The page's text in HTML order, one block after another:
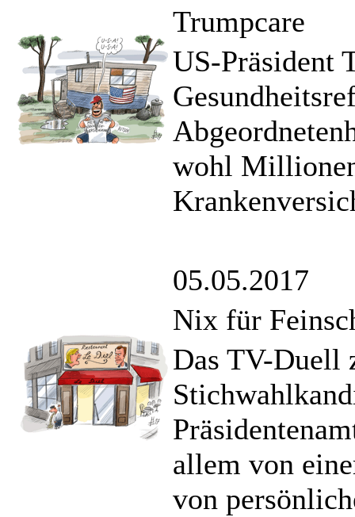
Trumpcare
US-Präsident
wohl
05.05.2017
Nix für
Das TV-Duell
allem von
von